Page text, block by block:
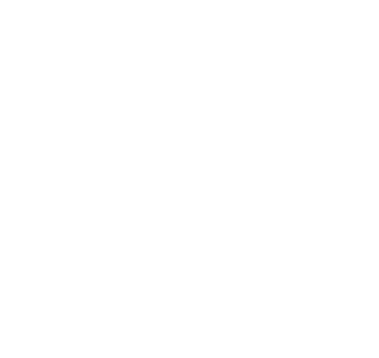
industry. Lorem Ipsum